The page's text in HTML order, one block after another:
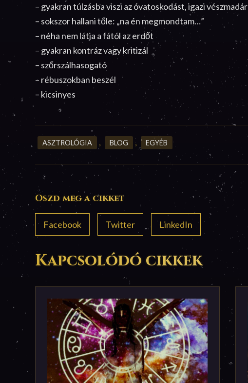
– gyakran túlzásba viszi az óvatoskodást, igazi vészmadár
– sokszor hallani tőle: „na én megmondtam…”
– néha nem látja a fától az erdőt
– gyakran kontráz vagy kritizál
– szőrszálhasogató
– rébuszokban beszél
– kicsinyes
ASZTROLÓGIA , BLOG , EGYÉB
Oszd meg a cikket
Facebook Twitter LinkedIn
Kapcsolódó cikkek